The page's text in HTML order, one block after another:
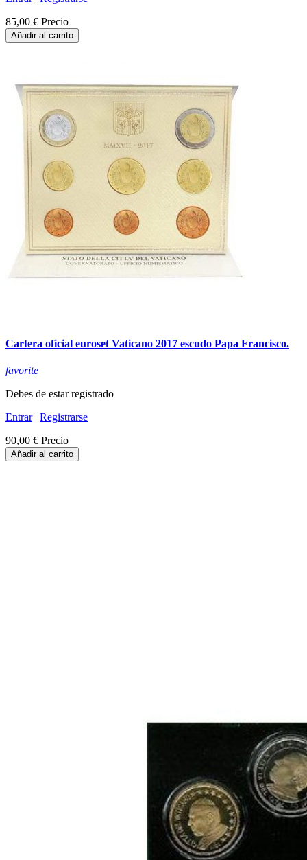
85,00 € Precio
Añadir al carrito
Cartera oficial euroset Vaticano 2017 escudo Papa Francisco.
favorite
Debes de estar registrado
Entrar| Registrarse
90,00 € Precio
Añadir al carrito